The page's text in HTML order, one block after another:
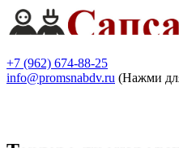
+7 (962) 674-88-25
info@promsnabdv.ru (Нажми